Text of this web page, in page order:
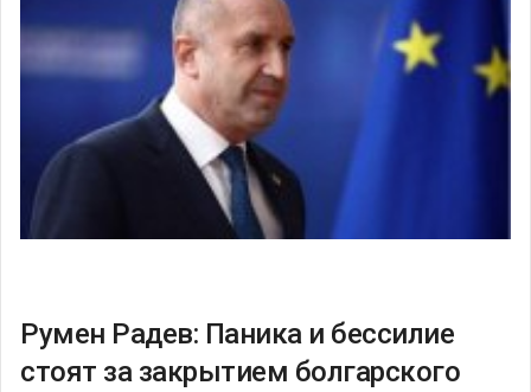
Румен Радев: Паника и бессилие
стоят за закрытием болгарского